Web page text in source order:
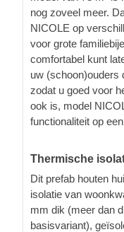
nog zoveel meer.
NICOLE op
voor grote
comfortabel kunt
uw (schoon)ouders
zodat u goed voor
ook is, model
functionaliteit op
Thermische
Dit prefab houten
isolatie van
mm dik (meer dan
basisvariant),